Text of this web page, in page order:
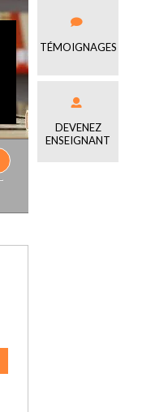
TÉMOIGNAGES
DEVENEZ
ENSEIGNANT